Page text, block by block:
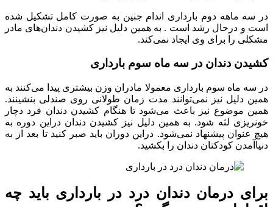
در سه ماهه دوم بارداری اندام جنین به صورت کامل تشکیل شده
است و درحال رشد است . به همین دلیل نیز کشیدن دندان‌های مادر
مشکلی را برای وی ایجاد نمی‌کند.
کشیدن دندان در سه ماه سوم بارداری
در سه ماه سوم بارداری معمولا مادران وزن بیشتری پیدا می‌کنند به
همین دلیل نیز نمی‌توانند مدت زمان طولانی روی صندلی بنشینند.
همین موضوع نیز باعث می‌شود تا هنگام کشیدن دندان فرد دچار
خونریزی لثه شود. به همین دلیل نیز کشیدن دندان دراین دوره به
هیچ عنوان پیشنهاد نمی‌شود. دراین دوران باید صبر کنید تا بعد از به
دنیاآمدن کودکتان دندان را بکشید.
برای درمان دندان درد در بارداری باید چه